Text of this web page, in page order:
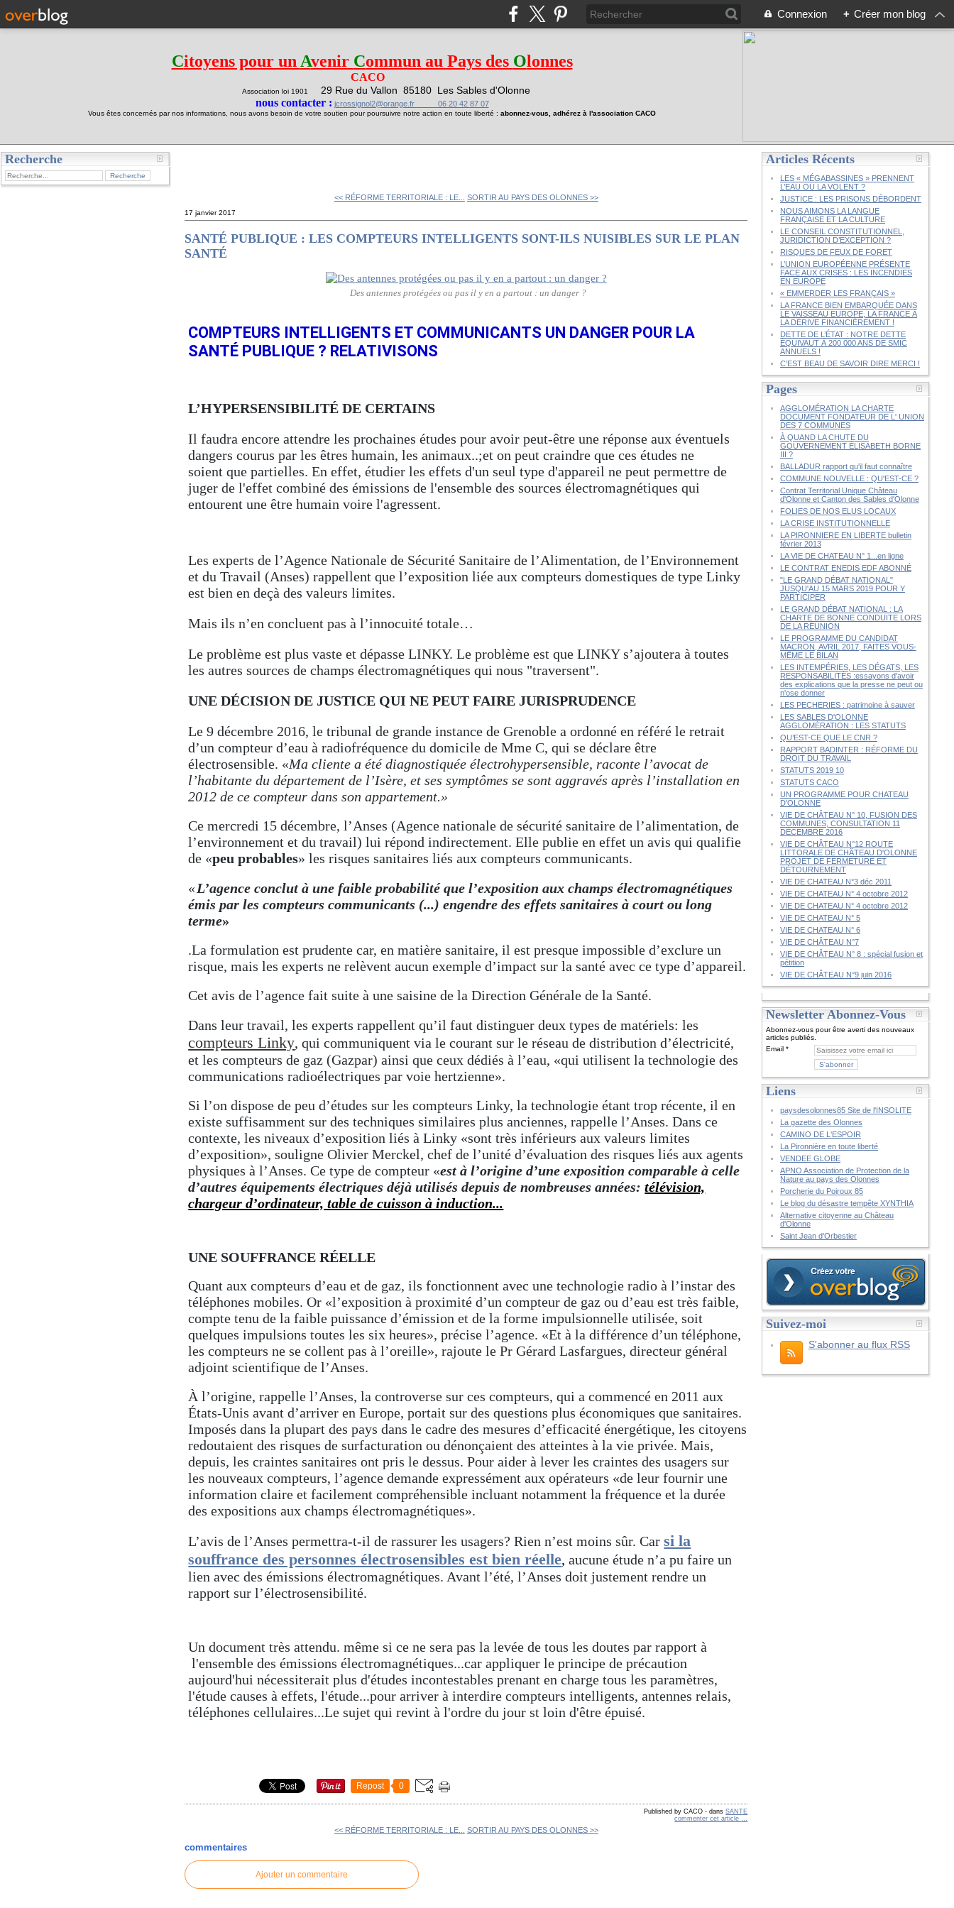
Connexion + Créer mon blog
Citoyens pour un Avenir Commun au Pays des Olonnes
CACO
Association loi 1901 29 Rue du Vallon 85180 Les Sables d'Olonne
nous contacter : jcrossignol2@orange.fr 06 20 42 87 07
Vous êtes concernés par nos informations, nous avons besoin de votre soutien pour poursuivre notre action en toute liberté : abonnez-vous, adhérez à l'association CACO
Recherche
<< RÉFORME TERRITORIALE : LE... SORTIR AU PAYS DES OLONNES >>
17 janvier 2017
SANTÉ PUBLIQUE : LES COMPTEURS INTELLIGENTS SONT-ILS NUISIBLES SUR LE PLAN
SANTÉ
Des antennes protégées ou pas il y en a partout : un danger ?
COMPTEURS INTELLIGENTS ET COMMUNICANTS UN DANGER POUR LA
SANTÉ PUBLIQUE ? RELATIVISONS
L’HYPERSENSIBILITÉ DE CERTAINS
Il faudra encore attendre les prochaines études pour avoir peut-être une réponse aux éventuels
dangers courus par les êtres humain, les animaux..;et on peut craindre que ces études ne
soient que partielles. En effet, étudier les effets d'un seul type d'appareil ne peut permettre de
juger de l'effet combiné des émissions de l'ensemble des sources électromagnétiques qui
entourent une être humain voire l'agressent.
Les experts de l’Agence Nationale de Sécurité Sanitaire de l’Alimentation, de l’Environnement
et du Travail (Anses) rappellent que l’exposition liée aux compteurs domestiques de type Linky
est bien en deçà des valeurs limites.
Mais ils n’en concluent pas à l’innocuité totale…
Le problème est plus vaste et dépasse LINKY. Le problème est que LINKY s’ajoutera à toutes
les autres sources de champs électromagnétiques qui nous "traversent".
UNE DÉCISION DE JUSTICE QUI NE PEUT FAIRE JURISPRUDENCE
Le 9 décembre 2016, le tribunal de grande instance de Grenoble a ordonné en référé le retrait
d’un compteur d’eau à radiofréquence du domicile de Mme C, qui se déclare être
électrosensible. «Ma cliente a été diagnostiquée électrohypersensible, raconte l’avocat de
l’habitante du département de l’Isère, et ses symptômes se sont aggravés après l’installation en
2012 de ce compteur dans son appartement.»
Ce mercredi 15 décembre, l’Anses (Agence nationale de sécurité sanitaire de l’alimentation, de
l’environnement et du travail) lui répond indirectement. Elle publie en effet un avis qui qualifie
de «peu probables» les risques sanitaires liés aux compteurs communicants.
«L’agence conclut à une faible probabilité que l’exposition aux champs électromagnétiques
émis par les compteurs communicants (...) engendre des effets sanitaires à court ou long
terme»
.La formulation est prudente car, en matière sanitaire, il est presque impossible d’exclure un
risque, mais les experts ne relèvent aucun exemple d’impact sur la santé avec ce type d’appareil.
Cet avis de l’agence fait suite à une saisine de la Direction Générale de la Santé.
Dans leur travail, les experts rappellent qu’il faut distinguer deux types de matériels: les
compteurs Linky, qui communiquent via le courant sur le réseau de distribution d’électricité,
et les compteurs de gaz (Gazpar) ainsi que ceux dédiés à l’eau, «qui utilisent la technologie des
communications radioélectriques par voie hertzienne».
Si l’on dispose de peu d’études sur les compteurs Linky, la technologie étant trop récente, il en
existe suffisamment sur des techniques similaires plus anciennes, rappelle l’Anses. Dans ce
contexte, les niveaux d’exposition liés à Linky «sont très inférieurs aux valeurs limites
d’exposition», souligne Olivier Merckel, chef de l’unité d’évaluation des risques liés aux agents
physiques à l’Anses. Ce type de compteur «est à l’origined’une exposition comparable à celle
d’autres équipements électriques déjà utilisés depuis de nombreuses années:télévision,
chargeur d’ordinateur, table de cuisson à induction...
UNE SOUFFRANCE RÉELLE
Quant aux compteurs d’eau et de gaz, ils fonctionnent avec une technologie radio à l’instar des
téléphones mobiles. Or «l’exposition à proximité d’un compteur de gaz ou d’eau est très faible,
compte tenu de la faible puissance d’émission et de la forme impulsionnelle utilisée, soit
quelques impulsions toutes les six heures», précise l’agence. «Et à la différence d’un téléphone,
les compteurs ne se collent pas à l’oreille», rajoute le Pr Gérard Lasfargues, directeur général
adjoint scientifique de l’Anses.
À l’origine, rappelle l’Anses, la controverse sur ces compteurs, qui a commencé en 2011 aux
États-Unis avant d’arriver en Europe, portait sur des questions plus économiques que sanitaires.
Imposés dans la plupart des pays dans le cadre des mesures d’efficacité énergétique, les citoyens
redoutaient des risques de surfacturation ou dénonçaient des atteintes à la vie privée. Mais,
depuis, les craintes sanitaires ont pris le dessus. Pour aider à lever les craintes des usagers sur
les nouveaux compteurs, l’agence demande expressément aux opérateurs «de leur fournir une
information claire et facilement compréhensible incluant notamment la fréquence et la durée
des expositions aux champs électromagnétiques».
L’avis de l’Anses permettra-t-il de rassurer les usagers? Rien n’est moins sûr. Car si la
souffrance des personnes électrosensibles est bien réelle, aucune étude n’a pu faire un
lien avec des émissions électromagnétiques. Avant l’été, l’Anses doit justement rendre un
rapport sur l’électrosensibilité.
Un document très attendu. même si ce ne sera pas la levée de tous les doutes par rapport à
l'ensemble des émissions électromagnétiques...car appliquer le principe de précaution
aujourd'hui nécessiterait plus d'études incontestables prenant en charge tous les paramètres,
l'étude causes à effets, l'étude...pour arriver à interdire compteurs intelligents, antennes relais,
téléphones cellulaires...Le sujet qui revint à l'ordre du jour st loin d'être épuisé.
Repost 0
Published by CACO - dansSANTE
commenter cet article …
<< RÉFORME TERRITORIALE : LE... SORTIR AU PAYS DES OLONNES >>
commentaires
Ajouter un commentaire
Articles Récents
LES « MÉGABASSINES » PRENNENT
L’EAU OU LA VOLENT ?
JUSTICE : LES PRISONS DÉBORDENT
NOUS AIMONS LA LANGUE
FRANÇAISE ET LA CULTURE
LE CONSEIL CONSTITUTIONNEL,
JURIDICTION D’EXCEPTION ?
RISQUES DE FEUX DE FORET
L’UNION EUROPÉENNE PRÉSENTE
FACE AUX CRISES : LES INCENDIES
EN EUROPE
« EMMERDER LES FRANÇAIS »
LA FRANCE BIEN EMBARQUÉE DANS
LE VAISSEAU EUROPE, LA FRANCE À
LA DÉRIVE FINANCIÈREMENT !
DETTE DE L’ÉTAT : NOTRE DETTE
ÉQUIVAUT À 200 000 ANS DE SMIC
ANNUELS !
C’EST BEAU DE SAVOIR DIRE MERCI !
Pages
AGGLOMÉRATION LA CHARTE
DOCUMENT FONDATEUR DE L' UNION
DES 7 COMMUNES
À QUAND LA CHUTE DU
GOUVERNEMENT ÉLISABETH BORNE
III ?
BALLADUR rapport qu'il faut connaître
COMMUNE NOUVELLE : QU'EST-CE ?
Contrat Territorial Unique Château
d'Olonne et Canton des Sables d'Olonne
FOLIES DE NOS ELUS LOCAUX
LA CRISE INSTITUTIONNELLE
LA PIRONNIERE EN LIBERTE bulletin
février 2013
LA VIE DE CHATEAU N° 1...en ligne
LE CONTRAT ENEDIS EDF ABONNÉ
"LE GRAND DÉBAT NATIONAL"
JUSQU'AU 15 MARS 2019 POUR Y
PARTICIPER
LE GRAND DÉBAT NATIONAL : LA
CHARTE DE BONNE CONDUITE LORS
DE LA RÉUNION
LE PROGRAMME DU CANDIDAT
MACRON, AVRIL 2017, FAITES VOUS-
MÊME LE BILAN
LES INTEMPÉRIES, LES DÉGATS, LES
RESPONSABILITÉS :essayons d'avoir
des explications que la presse ne peut ou
n'ose donner
LES PECHERIES : patrimoine à sauver
LES SABLES D'OLONNE
AGGLOMÉRATION : LES STATUTS
QU’EST-CE QUE LE CNR ?
RAPPORT BADINTER : RÉFORME DU
DROIT DU TRAVAIL
STATUTS 2019 10
STATUTS CACO
UN PROGRAMME POUR CHATEAU
D'OLONNE
VIE DE CHÂTEAU N° 10, FUSION DES
COMMUNES, CONSULTATION 11
DÉCEMBRE 2016
VIE DE CHÂTEAU N°12 ROUTE
LITTORALE DE CHÂTEAU D'OLONNE
PROJET DE FERMETURE ET
DÉTOURNEMENT
VIE DE CHATEAU N°3 déc 2011
VIE DE CHATEAU N° 4 octobre 2012
VIE DE CHATEAU N° 4 octobre 2012
VIE DE CHATEAU N° 5
VIE DE CHATEAU N° 6
VIE DE CHÂTEAU N°7
VIE DE CHÂTEAU N° 8 : spécial fusion et
pétition
VIE DE CHÂTEAU N°9 juin 2016
Newsletter Abonnez-Vous
Abonnez-vous pour être averti des nouveaux
articles publiés.
Email
Liens
paysdesolonnes85 Site de l'INSOLITE
La gazette des Olonnes
CAMINO DE L'ESPOIR
La Pironnière en toute liberté
VENDEE GLOBE
APNO Association de Protection de la
Nature au pays des Olonnes
Porcherie du Poiroux 85
Le blog du désastre tempête XYNTHIA
Alternative citoyenne au Château
d'Olonne
Saint Jean d'Orbestier
Suivez-moi
S'abonner au flux RSS